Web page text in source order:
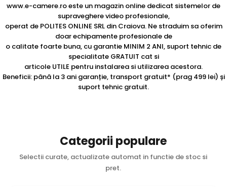
www.e-camere.ro este un magazin online dedicat sistemelor de
supraveghere video profesionale,
operat de POLITES ONLINE SRL din Craiova. Ne straduim sa oferim
doar echipamente profesionale de
o calitate foarte buna, cu garantie MINIM 2 ANI, suport tehnic de
specialitate GRATUIT cat si
articole UTILE pentru instalarea si utilizarea acestora.
Beneficii: până la 3 ani garanție, transport gratuit* (prag 499 lei) și
suport tehnic gratuit.
Categorii populare
Selectii curate, actualizate automat in functie de stoc si
pret.